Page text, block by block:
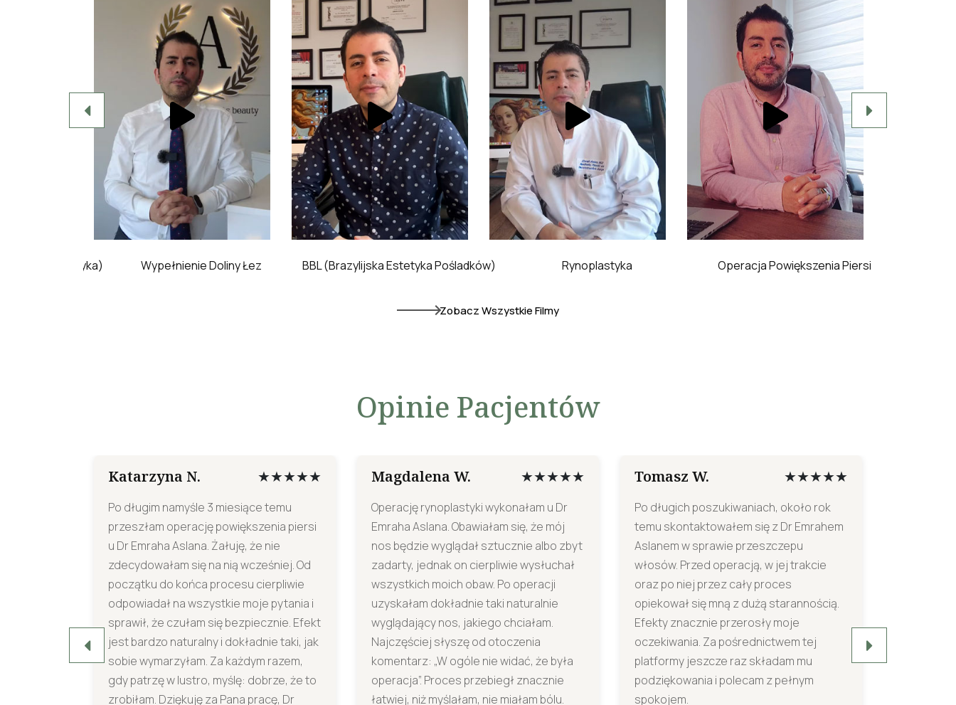
Wypełnienie Doliny Łez BBL (Brazylijska Estetyka Pośladków) Rynoplastyka Operacja Powiększenia Piersi
Zobacz Wszystkie Filmy
Opinie Pacjentów
Katarzyna N. ★★★★★
Po długim namyśle 3 miesiące temu
przeszłam operację powiększenia piersi
u Dr Emraha Aslana. Żałuję, że nie
zdecydowałam się na nią wcześniej. Od
początku do końca procesu cierpliwie
odpowiadał na wszystkie moje pytania i
sprawił, że czułam się bezpiecznie. Efekt
jest bardzo naturalny i dokładnie taki, jak
sobie wymarzyłam. Za każdym razem,
gdy patrzę w lustro, myślę: dobrze, że to
zrobiłam. Dziękuję za Pana pracę, Dr
Magdalena W. ★★★★★
Operację rynoplastyki wykonałam u Dr
Emraha Aslana. Obawiałam się, że mój
nos będzie wyglądał sztucznie albo zbyt
zadarty, jednak on cierpliwie wysłuchał
wszystkich moich obaw. Po operacji
uzyskałam dokładnie taki naturalnie
wyglądający nos, jakiego chciałam.
Najczęściej słyszę od otoczenia
komentarz: „W ogóle nie widać, że była
operacja”. Proces przebiegł znacznie
łatwiej, niż myślałam, nie miałam bólu.
Tomasz W. ★★★★★
Po długich poszukiwaniach, około rok
temu skontaktowałem się z Dr Emrahem
Aslanem w sprawie przeszczepu
włosów. Przed operacją, w jej trakcie
oraz po niej przez cały proces
opiekował się mną z dużą starannością.
Efekty znacznie przerosły moje
oczekiwania. Za pośrednictwem tej
platformy jeszcze raz składam mu
podziękowania i polecam z pełnym
spokojem.